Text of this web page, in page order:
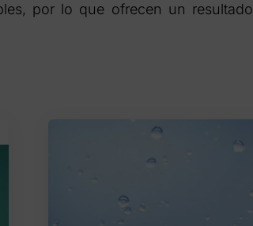
por lo que ofrecen un resultado